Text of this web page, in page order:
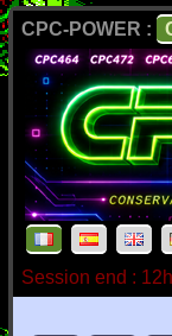
CPC-POWER :
Session end :